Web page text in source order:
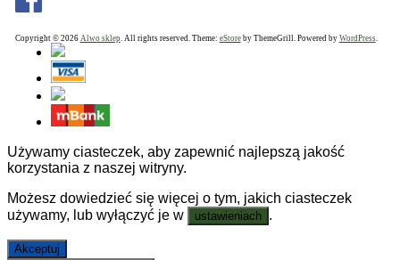
Copyright © 2026 Alwo sklep. All rights reserved. Theme: eStoreby ThemeGrill. Powered by WordPress.
Używamy ciasteczek, aby zapewnić najlepszą jakość
korzystania z naszej witryny.
Możesz dowiedzieć się więcej o tym, jakich ciasteczek
używamy, lub wyłączyć je w
ustawieniach .
Akceptuj